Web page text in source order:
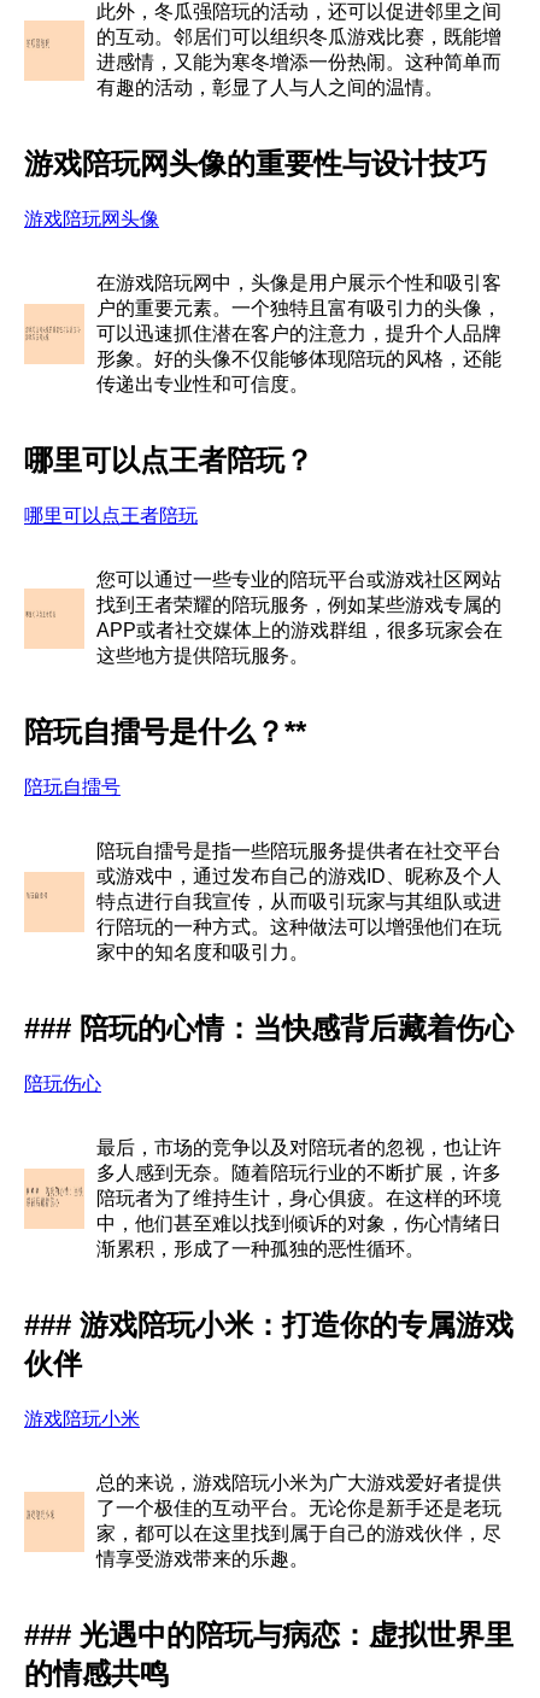
此外，冬瓜强陪玩的活动，还可以促进邻里之间
的互动。邻居们可以组织冬瓜游戏比赛，既能增
进感情，又能为寒冬增添一份热闹。这种简单而
有趣的活动，彰显了人与人之间的温情。
游戏陪玩网头像的重要性与设计技巧
游戏陪玩网头像
在游戏陪玩网中，头像是用户展示个性和吸引客
户的重要元素。一个独特且富有吸引力的头像，
可以迅速抓住潜在客户的注意力，提升个人品牌
形象。好的头像不仅能够体现陪玩的风格，还能
传递出专业性和可信度。
哪里可以点王者陪玩？
哪里可以点王者陪玩
您可以通过一些专业的陪玩平台或游戏社区网站
找到王者荣耀的陪玩服务，例如某些游戏专属的
APP或者社交媒体上的游戏群组，很多玩家会在
这些地方提供陪玩服务。
陪玩自擂号是什么？**
陪玩自擂号
陪玩自擂号是指一些陪玩服务提供者在社交平台
或游戏中，通过发布自己的游戏ID、昵称及个人
特点进行自我宣传，从而吸引玩家与其组队或进
行陪玩的一种方式。这种做法可以增强他们在玩
家中的知名度和吸引力。
### 陪玩的心情：当快感背后藏着伤心
陪玩伤心
最后，市场的竞争以及对陪玩者的忽视，也让许
多人感到无奈。随着陪玩行业的不断扩展，许多
陪玩者为了维持生计，身心俱疲。在这样的环境
中，他们甚至难以找到倾诉的对象，伤心情绪日
渐累积，形成了一种孤独的恶性循环。
### 游戏陪玩小米：打造你的专属游戏
伙伴
游戏陪玩小米
总的来说，游戏陪玩小米为广大游戏爱好者提供
了一个极佳的互动平台。无论你是新手还是老玩
家，都可以在这里找到属于自己的游戏伙伴，尽
情享受游戏带来的乐趣。
### 光遇中的陪玩与病恋：虚拟世界里
的情感共鸣